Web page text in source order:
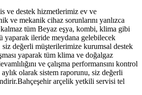
ve destek hizmetlerimiz ev ve
ve mekanik cihaz sorunlarını yanlızca
tüm Beyaz eşya, kombi, klima gibi
yaparak ileride meydana gelebilecek
değerli müşterilerimize kurumsal destek
yaparak tüm klima ve doğalgaz
ve çalışma performansını kontrol
aylık olarak sistem raporunu, siz değerli
arçelik yetkili servisi tel